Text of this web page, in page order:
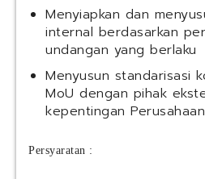
Menyiapkan dan
internal berdasarkan
undangan yang berlaku
Menyusun standarisasi
MoU dengan pihak
kepentingan
Persyaratan :